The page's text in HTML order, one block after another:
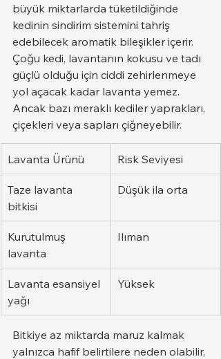
büyük miktarlarda tüketildiğinde
kedinin sindirim sistemini tahriş
edebilecek aromatik bileşikler içerir.
Çoğu kedi, lavantanın kokusu ve tadı
güçlü olduğu için ciddi zehirlenmeye
yol açacak kadar lavanta yemez.
Ancak bazı meraklı kediler yaprakları,
çiçekleri veya sapları çiğneyebilir.
Lavanta Ürünü Risk Seviyesi
Taze lavanta
bitkisi
Düşük ila orta
Kurutulmuş
lavanta
Ilıman
Lavanta esansiyel
yağı
Yüksek
Bitkiye az miktarda maruz kalmak
yalnızca hafif belirtilere neden olabilir,